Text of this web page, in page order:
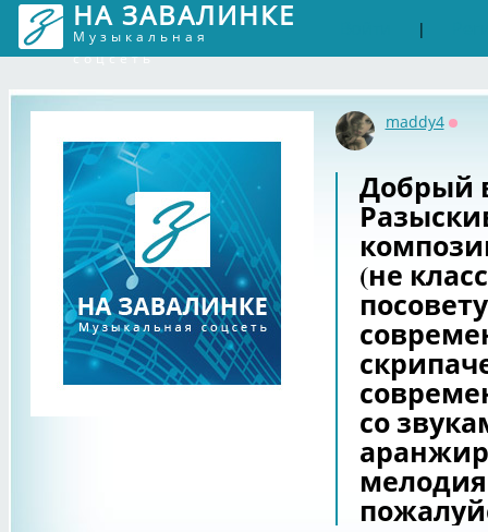
НА ЗАВАЛИНКЕ
Музыкальная
соцсеть
|
maddy4
Добрый
(не
со